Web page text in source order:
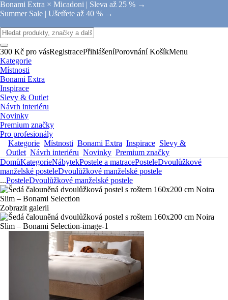
Bonami Extra × Micadoni | Sleva až 25 % →
Summer Sale | Ušetřete až 40 % →
300 Kč pro vásRegistracePřihlášeníPorovnání KošíkMenu
Kategorie
Místnosti
Bonami Extra
Inspirace
Slevy & Outlet
Návrh interiéru
Novinky
Premium značky
Pro profesionály
Kategorie Místnosti Bonami Extra Inspirace Slevy &
Outlet Návrh interiéru Novinky Premium značky
DomůKategorieNábytekPostele a matracePosteleDvoulůžkové
manželské posteleDvoulůžkové manželské postele
...PosteleDvoulůžkové manželské postele
Zobrazit galerii